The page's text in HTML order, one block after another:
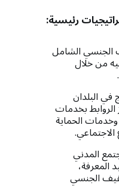
رئيسية:
الجنسي الشامل
من خلال
البلدان
الروابط بخدمات
الحماية
المدني
المعرفة،
الجنسي